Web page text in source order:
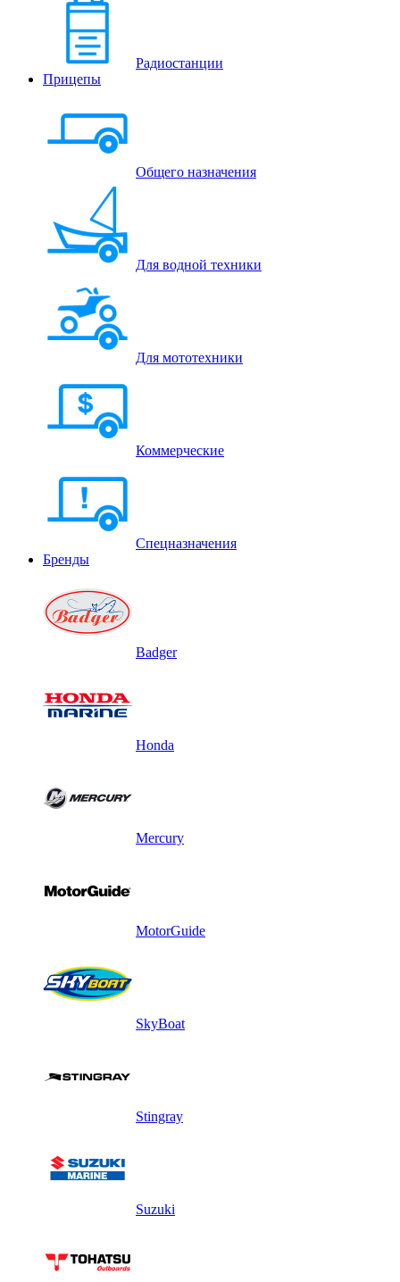
Радиостанции
Прицепы
Общего назначения
Для водной техники
Для мототехники
Коммерческие
Спецназначения
Бренды
Badger
Honda
Mercury
MotorGuide
SkyBoat
Stingray
Suzuki